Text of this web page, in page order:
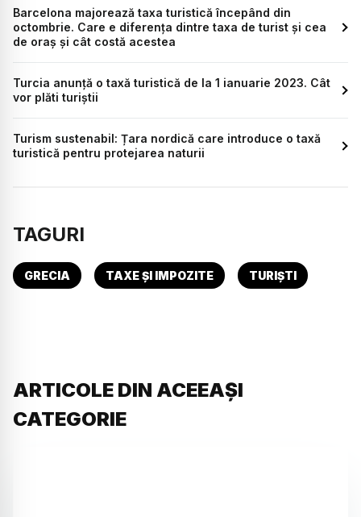
Barcelona majorează taxa turistică începând din
octombrie. Care e diferența dintre taxa de turist și cea
de oraș și cât costă acestea
Turcia anunță o taxă turistică de la 1 ianuarie 2023. Cât
vor plăti turiștii
Turism sustenabil: Țara nordică care introduce o taxă
turistică pentru protejarea naturii
TAGURI
GRECIA TAXE ȘI IMPOZITE TURIȘTI
ARTICOLE DIN ACEEAȘI
CATEGORIE